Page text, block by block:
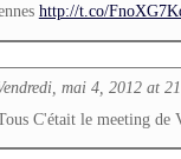
http://t.co/
mai 4, 2012 at
C'était le meeting de